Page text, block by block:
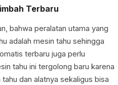
Terbaru
bahwa peralatan utama yang
adalah mesin tahu sehingga
terbaru juga perlu
tahu ini tergolong baru karena
dan alatnya sekaligus bisa